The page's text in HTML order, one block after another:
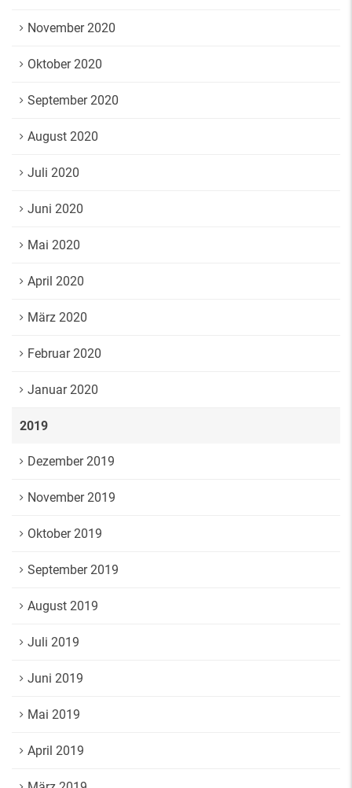
November 2020
Oktober 2020
September 2020
August 2020
Juli 2020
Juni 2020
Mai 2020
April 2020
März 2020
Februar 2020
Januar 2020
2019
Dezember 2019
November 2019
Oktober 2019
September 2019
August 2019
Juli 2019
Juni 2019
Mai 2019
April 2019